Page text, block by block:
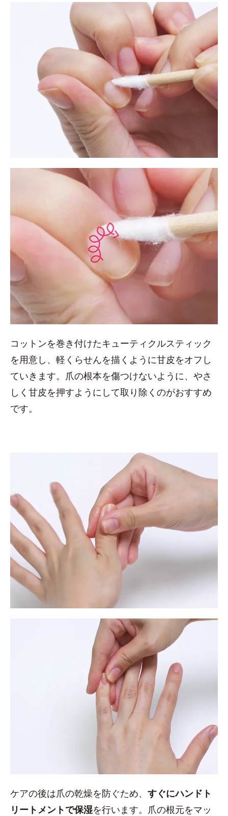
コットンを巻き付けたキューティクルスティック
を用意し、軽くらせんを描くように甘皮をオフし
ていきます。爪の根本を傷つけないように、やさ
しく甘皮を押すようにして取り除くのがおすすめ
です。
ケアの後は爪の乾燥を防ぐため、 すぐにハンドト
リートメントで保湿を行います。爪の根元をマッ